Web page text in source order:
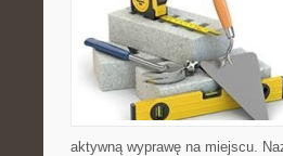
aktywną wyprawę na miejscu.